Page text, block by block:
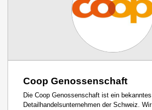
Coop Genossenschaft
Die Coop Genossenschaft ist ein bekanntes
Detailhandelsunternehmen der Schweiz.